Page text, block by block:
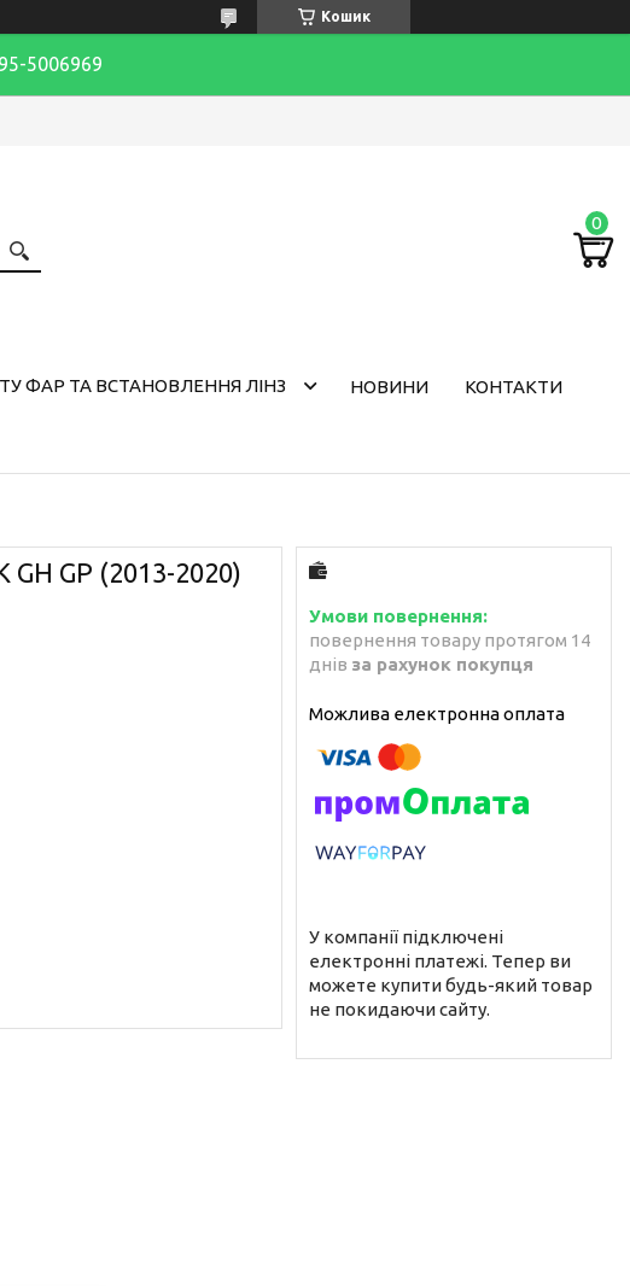
Кошик
5006969
ФАР ТА ВСТАНОВЛЕННЯ ЛІНЗ НОВИНИ КОНТАКТИ
GP (2013-2020)
повернення товару протягом 14
днів за рахунок покупця
У компанії підключені
електронні платежі. Тепер ви
можете купити будь-який товар
не покидаючи сайту.